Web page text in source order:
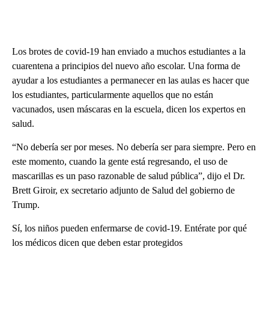
Los brotes de covid-19 han enviado a muchos estudiantes a la
cuarentena a principios del nuevo año escolar. Una forma de
ayudar a los estudiantes a permanecer en las aulas es hacer que
los estudiantes, particularmente aquellos que no están
vacunados, usen máscaras en la escuela, dicen los expertos en
salud.
“No debería ser por meses. No debería ser para siempre. Pero en
este momento, cuando la gente está regresando, el uso de
mascarillas es un paso razonable de salud pública”, dijo el Dr.
Brett Giroir, ex secretario adjunto de Salud del gobierno de
Trump.
Sí, los niños pueden enfermarse de covid-19. Entérate por qué
los médicos dicen que deben estar protegidos